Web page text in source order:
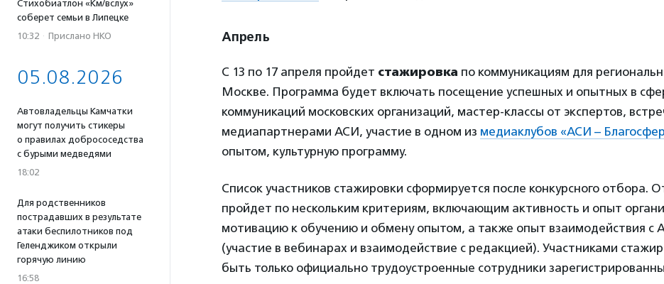
Стихобиатлон «Км/вслух»
соберет семьи в Липецке
10:32 · Прислано НКО
05.08.2026
Автовладельцы Камчатки
могут получить стикеры
о правилах добрососедства
с бурыми медведями
18:02
Для родственников
пострадавших в результате
атаки беспилотников под
Геленджиком открыли
горячую линию
16:58
Апрель
С 13 по 17 апреля пройдет стажировка по коммуникациям для
Москве. Программа будет включать посещение успешных и опытных в
коммуникаций московских организаций, мастер-классы от экспертов,
медиапартнерами АСИ, участие в одном из медиаклубов «АСИ –
опытом, культурную программу.
Список участников стажировки сформируется после конкурсного отбора.
пройдет по нескольким критериям, включающим активность и опыт
мотивацию к обучению и обмену опытом, а также опыт взаимодействия с
(участие в вебинарах и взаимодействие с редакцией). Участниками
быть только официально трудоустроенные сотрудники